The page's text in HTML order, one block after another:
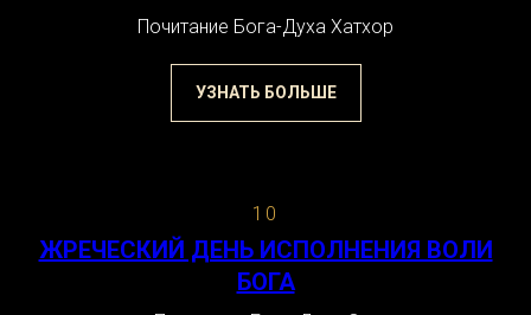
Почитание Бога-Духа Хатхор
УЗНАТЬ БОЛЬШЕ
10
ЖРЕЧЕСКИЙ ДЕНЬ ИСПОЛНЕНИЯ ВОЛИ
БОГА